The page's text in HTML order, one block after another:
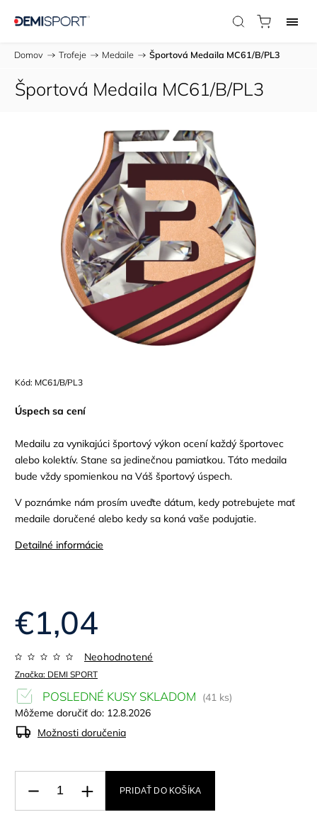
Domov / Trofeje / Medaile / Športová Medaila MC61/B/PL3
Športová Medaila MC61/B/PL3
Kód: MC61/B/PL3
Úspech sa cení
Medailu za vynikajúci športový výkon ocení každý športovec
alebo kolektív. Stane sa jedinečnou pamiatkou. Táto medaila
bude vždy spomienkou na Váš športový úspech.
V poznámke nám prosím uveďte dátum, kedy potrebujete mať
medaile doručené alebo kedy sa koná vaše podujatie.
Detailné informácie
Značka: DEMI SPORT
Neohodnotené
€1,04
POSLEDNÉ KUSY SKLADOM
(41 ks)
Môžeme doručiť do: 12.8.2026
Možnosti doručenia
PRIDAŤ DO KOŠÍKA